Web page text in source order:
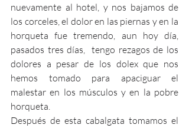
nuevamente al hotel, y nos bajamos de
los corceles, el dolor en las piernas y en la
horqueta fue tremendo, aun hoy día,
pasados tres días,  tengo rezagos de los
dolores a pesar de los dolex que nos
hemos tomado para apaciguar el
malestar en los músculos y en la pobre
horqueta.
Después de esta cabalgata tomamos el